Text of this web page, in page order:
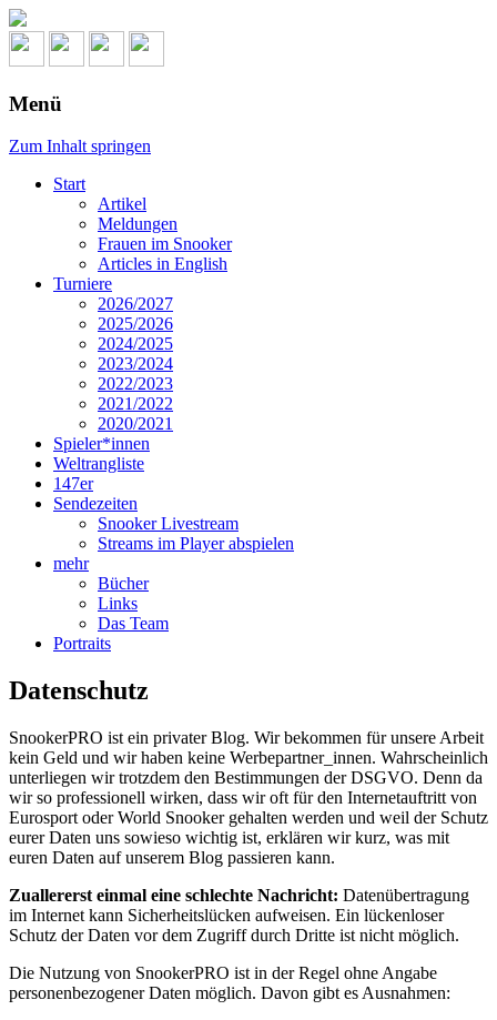
Menü
Zum Inhalt springen
Start
Artikel
Meldungen
Frauen im Snooker
Articles in English
Turniere
2026/2027
2025/2026
2024/2025
2023/2024
2022/2023
2021/2022
2020/2021
Spieler*innen
Weltrangliste
147er
Sendezeiten
Snooker Livestream
Streams im Player abspielen
mehr
Bücher
Links
Das Team
Portraits
Datenschutz
SnookerPRO ist ein privater Blog. Wir bekommen für unsere Arbeit
kein Geld und wir haben keine Werbepartner_innen. Wahrscheinlich
unterliegen wir trotzdem den Bestimmungen der DSGVO. Denn da
wir so professionell wirken, dass wir oft für den Internetauftritt von
Eurosport oder World Snooker gehalten werden und weil der Schutz
eurer Daten uns sowieso wichtig ist, erklären wir kurz, was mit
euren Daten auf unserem Blog passieren kann.
Zuallererst einmal eine schlechte Nachricht: Datenübertragung
im Internet kann Sicherheitslücken aufweisen. Ein lückenloser
Schutz der Daten vor dem Zugriff durch Dritte ist nicht möglich.
Die Nutzung von SnookerPRO ist in der Regel ohne Angabe
personenbezogener Daten möglich. Davon gibt es Ausnahmen: